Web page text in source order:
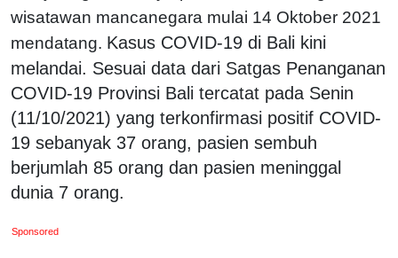
wisatawan mancanegara mulai 14 Oktober 2021
mendatang. Kasus COVID-19 di Bali kini
melandai. Sesuai data dari Satgas Penanganan
COVID-19 Provinsi Bali tercatat pada Senin
(11/10/2021) yang terkonfirmasi positif COVID-
19 sebanyak 37 orang, pasien sembuh
berjumlah 85 orang dan pasien meninggal
dunia 7 orang.
Sponsored